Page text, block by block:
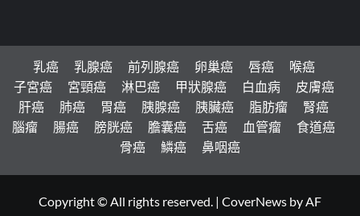
乳癌 乳腺癌 前列腺癌 卵巢癌 唇癌
喉癌
子宮癌
宮頸癌 淋巴癌 甲狀腺癌 白血病
皮膚癌
肝癌
肺癌 胃癌 胰腺癌 胰臟癌 脂肪瘤
腎癌
腦瘤
腸癌 膀胱癌 膽囊癌 舌癌 血管瘤
食道癌
骨癌
鱗癌 鼻咽癌
Copyright © All rights reserved. | CoverNews by AF